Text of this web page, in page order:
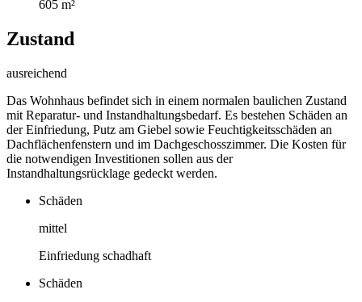
605 m²
Zustand
ausreichend
Das Wohnhaus befindet sich in einem normalen baulichen Zustand
mit Reparatur- und Instandhaltungsbedarf. Es bestehen Schäden an
der Einfriedung, Putz am Giebel sowie Feuchtigkeitsschäden an
Dachflächenfenstern und im Dachgeschosszimmer. Die Kosten für
die notwendigen Investitionen sollen aus der
Instandhaltungsrücklage gedeckt werden.
Schäden
mittel
Einfriedung schadhaft
Schäden